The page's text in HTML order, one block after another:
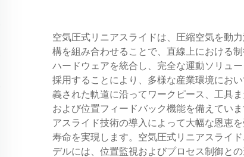
空気圧式リニアスライドは、圧縮空気を動
構を組み合わせることで、直線上における
ハードウェアを統合し、完全な運動ソリュ
採用することにより、多様な産業環境にお
義された軌道に沿ってワークピース、工具
および位置フィードバック機能を備えてい
アスライド技術の導入によって大幅な恩恵
寿命を実現します。空気圧式リニアスライ
デルには、位置監視およびプロセス制御と